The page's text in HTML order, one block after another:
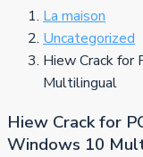
La maison
Uncategorized
Hiew Crack
Multilingual
Hiew Crack for
Windows 10